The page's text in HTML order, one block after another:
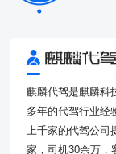
麒麟代驾是麒麟科
多年的代驾行业经
上千家的代驾公司
家，司机30余万，